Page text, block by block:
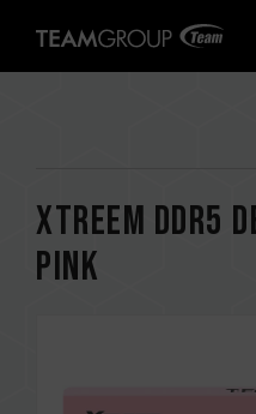
XTREEM DDR5
PINK